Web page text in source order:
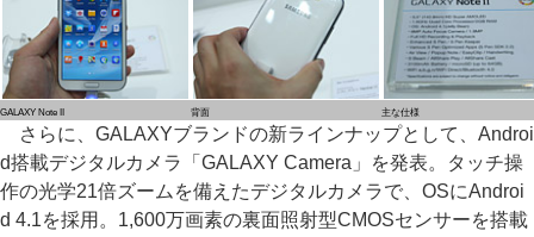
GALAXY Note II 背面 主な仕様
さらに、GALAXYブランドの新ラインナップとして、Androi
d搭載デジタルカメラ「GALAXY Camera」を発表。タッチ操
作の光学21倍ズームを備えたデジタルカメラで、OSにAndroi
d 4.1を採用。1,600万画素の裏面照射型CMOSセンサーを搭載